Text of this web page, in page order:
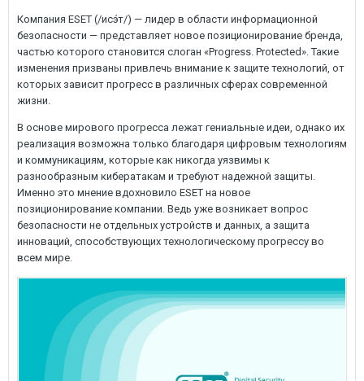
Компания ESET (/исэ́т/) — лидер в области информационной
безопасности — представляет новое позиционирование бренда,
частью которого становится слоган «Progress. Protected». Такие
изменения призваны привлечь внимание к защите технологий, от
которых зависит прогресс в различных сферах современной
жизни.
В основе мирового прогресса лежат гениальные идеи, однако их
реализация возможна только благодаря цифровым технологиям
и коммуникациям, которые как никогда уязвимы к
разнообразным кибератакам и требуют надежной защиты.
Именно это мнение вдохновило ESET на новое
позиционирование компании. Ведь уже возникает вопрос
безопасности не отдельных устройств и данных, а защита
инноваций, способствующих технологическому прогрессу во
всем мире.